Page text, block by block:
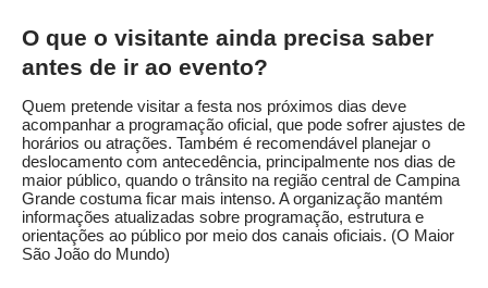
O que o visitante ainda precisa saber
antes de ir ao evento?
Quem pretende visitar a festa nos próximos dias deve
acompanhar a programação oficial, que pode sofrer ajustes de
horários ou atrações. Também é recomendável planejar o
deslocamento com antecedência, principalmente nos dias de
maior público, quando o trânsito na região central de Campina
Grande costuma ficar mais intenso. A organização mantém
informações atualizadas sobre programação, estrutura e
orientações ao público por meio dos canais oficiais. (O Maior
São João do Mundo)